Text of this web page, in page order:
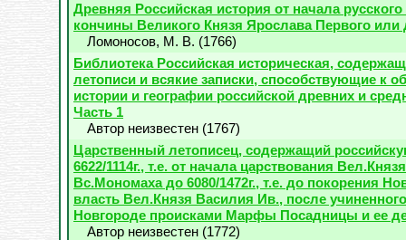
Древняя Российская история от начала
кончины Великого Князя Ярослава Первого или
Ломоносов, М. В. (1766)
Библиотека Российская историческая,
летописи и всякие записки, способствующие к
истории и географии российской древних и
Часть 1
Автор неизвестен (1767)
Царственный летописец, содержащий
6622/1114г., т.е. от начала царствования
Вс.Мономаха до 6080/1472г., т.е. до покорения
власть Вел.Князя Василия Ив., после
Новгороде происками Марфы Посадницы и ее
Автор неизвестен (1772)